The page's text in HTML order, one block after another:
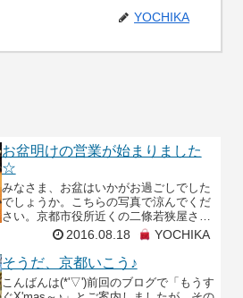
YOCHIKA
お盆明けの営業が始まりました
☆
みなさま、お盆はいかがお過ごしでした
でしょうか。こちらの写真で涼んでくだ
さい。京都市役所近くの二條若狭屋さん
のとても贅沢なかき氷です。私みたいな
欲張りさんにはもってこいのかき氷でし
た。最後までペロリ。
2016.08.18 YOCHIKA
そうだ、京都いこう♪
こんばんは(*'▽')前回のブログで「もうす